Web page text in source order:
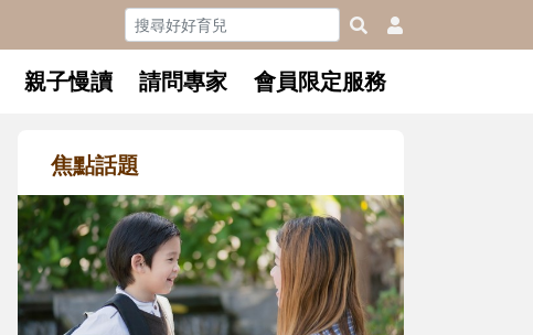
親子慢讀 請問專家 會員限定服務
焦點話題
和孩子一起長大的那個男人│讀
懂父親的不同模樣
沒有人天生就擅長當爸爸！男人總是